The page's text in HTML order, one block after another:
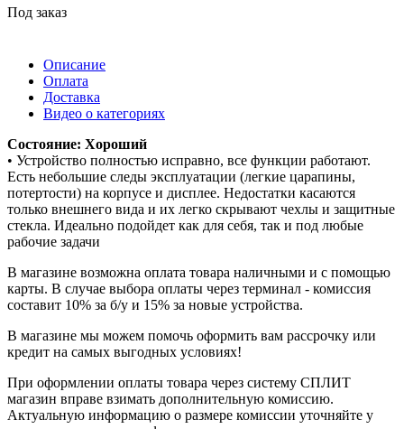
Под заказ
Описание
Оплата
Доставка
Видео о категориях
Состояние: Хороший
• Устройство полностью исправно, все функции работают.
Есть небольшие следы эксплуатации (легкие царапины,
потертости) на корпусе и дисплее. Недостатки касаются
только внешнего вида и их легко скрывают чехлы и защитные
стекла. Идеально подойдет как для себя, так и под любые
рабочие задачи
В магазине возможна оплата товара наличными и с помощью
карты. В случае выбора оплаты через терминал - комиссия
составит 10% за б/у и 15% за новые устройства.
В магазине мы можем помочь оформить вам рассрочку или
кредит на самых выгодных условиях!
При оформлении оплаты товара через систему СПЛИТ
магазин вправе взимать дополнительную комиссию.
Актуальную информацию о размере комиссии уточняйте у